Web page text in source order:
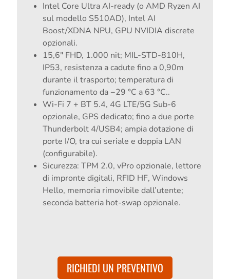
Intel Core Ultra AI-ready (o AMD Ryzen AI
sul modello S510AD), Intel AI
Boost/XDNA NPU, GPU NVIDIA discrete
opzionali.
15,6" FHD, 1.000 nit; MIL-STD-810H,
IP53, resistenza a cadute fino a 0,90m
durante il trasporto; temperatura di
funzionamento da −29 °C a 63 °C..
Wi-Fi 7 + BT 5.4, 4G LTE/5G Sub-6
opzionale, GPS dedicato; fino a due porte
Thunderbolt 4/USB4; ampia dotazione di
porte I/O, tra cui seriale e doppia LAN
(configurabile).
Sicurezza: TPM 2.0, vPro opzionale, lettore
di impronte digitali, RFID HF, Windows
Hello, memoria rimovibile dall’utente;
seconda batteria hot-swap opzionale.
RICHIEDI UN PREVENTIVO